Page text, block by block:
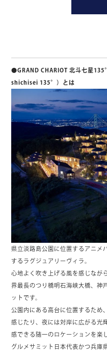
●GRAND CHARIOT 北斗七星
shichisei 135°）とは
県立淡路島公園に位置するアニメ
するラグジュアリーヴィラ。
心地よく吹き上げる風を感じなが
界最長のつり橋明石海峡大橋、神
ットです。
公園内にある高台に位置するため
感じたり、夜には対岸に広がる光
感できる随一のロケーションを楽
グルメサミット日本代表かつ兵庫